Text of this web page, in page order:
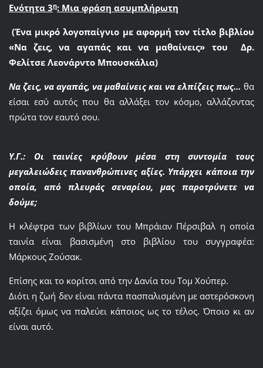
Ενότητα 3η: Μια φράση ασυμπλήρωτη
(Ένα μικρό λογοπαίγνιο με αφορμή τον τίτλο βιβλίου
«Να ζεις, να αγαπάς και να μαθαίνεις» του
Δρ.
Φελίτσε Λεονάρντο Μπουσκάλια)
Να ζεις, να αγαπάς, να μαθαίνεις και να ελπίζεις πως… θα
είσαι εσύ αυτός που θα αλλάξει τον κόσμο, αλλάζοντας
πρώτα τον εαυτό σου.
Υ.Γ.: Οι ταινίες κρύβουν μέσα στη συντομία τους
μεγαλειώδεις πανανθρώπινες αξίες. Υπάρχει κάποια την
οποία, από πλευράς σεναρίου, μας παροτρύνετε να
δούμε;
Η κλέφτρα των βιβλίων του Μπράιαν Πέρσιβαλ η οποία
ταινία είναι βασισμένη στο βιβλίου του συγγραφέα:
Μάρκους Ζούσακ.
Επίσης και το κορίτσι από την Δανία του Τομ Χούπερ.
Διότι η ζωή δεν είναι πάντα πασπαλισμένη με αστερόσκονη
αξίζει όμως να παλεύει κάποιος ως το τέλος. Όποιο κι αν
είναι αυτό.